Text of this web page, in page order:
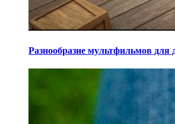
Разнообразие мультфильмов для